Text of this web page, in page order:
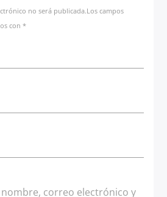
no será publicada.Los campos
con *
correo electrónico y